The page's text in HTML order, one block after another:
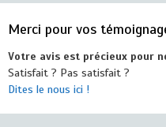
Merci pour vos
Votre avis est précieux pour
Satisfait ? Pas satisfait ?
Dites le nous ici !